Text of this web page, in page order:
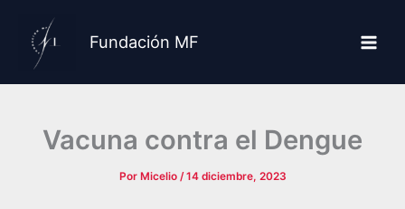
contenido
Fundación MF
Vacuna contra el Dengue
Por Micelio /14 diciembre, 2023